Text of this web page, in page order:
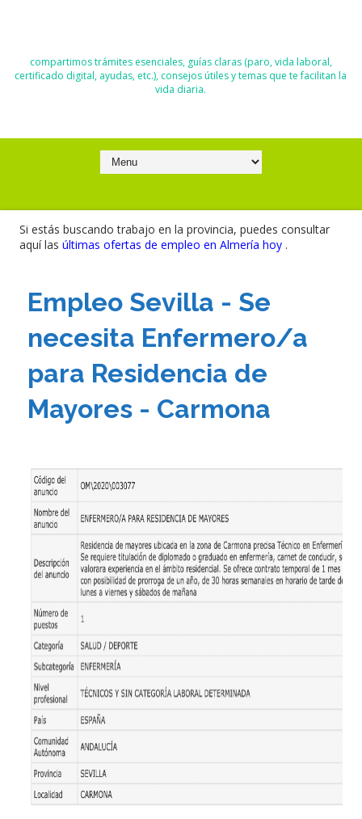
compartimos trámites esenciales, guías claras (paro, vida laboral,
certificado digital, ayudas, etc.), consejos útiles y temas que te facilitan la
vida diaria.
Si estás buscando trabajo en la provincia, puedes consultar
aquí las últimas ofertas de empleo en Almería hoy .
Empleo Sevilla - Se
necesita Enfermero/a
para Residencia de
Mayores - Carmona